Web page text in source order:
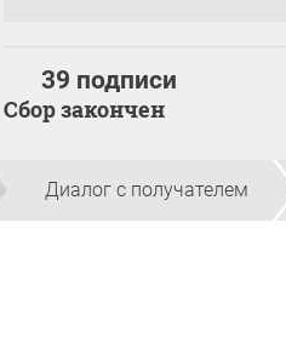
39 подписи
Сбор закончен
Диалог с получателем